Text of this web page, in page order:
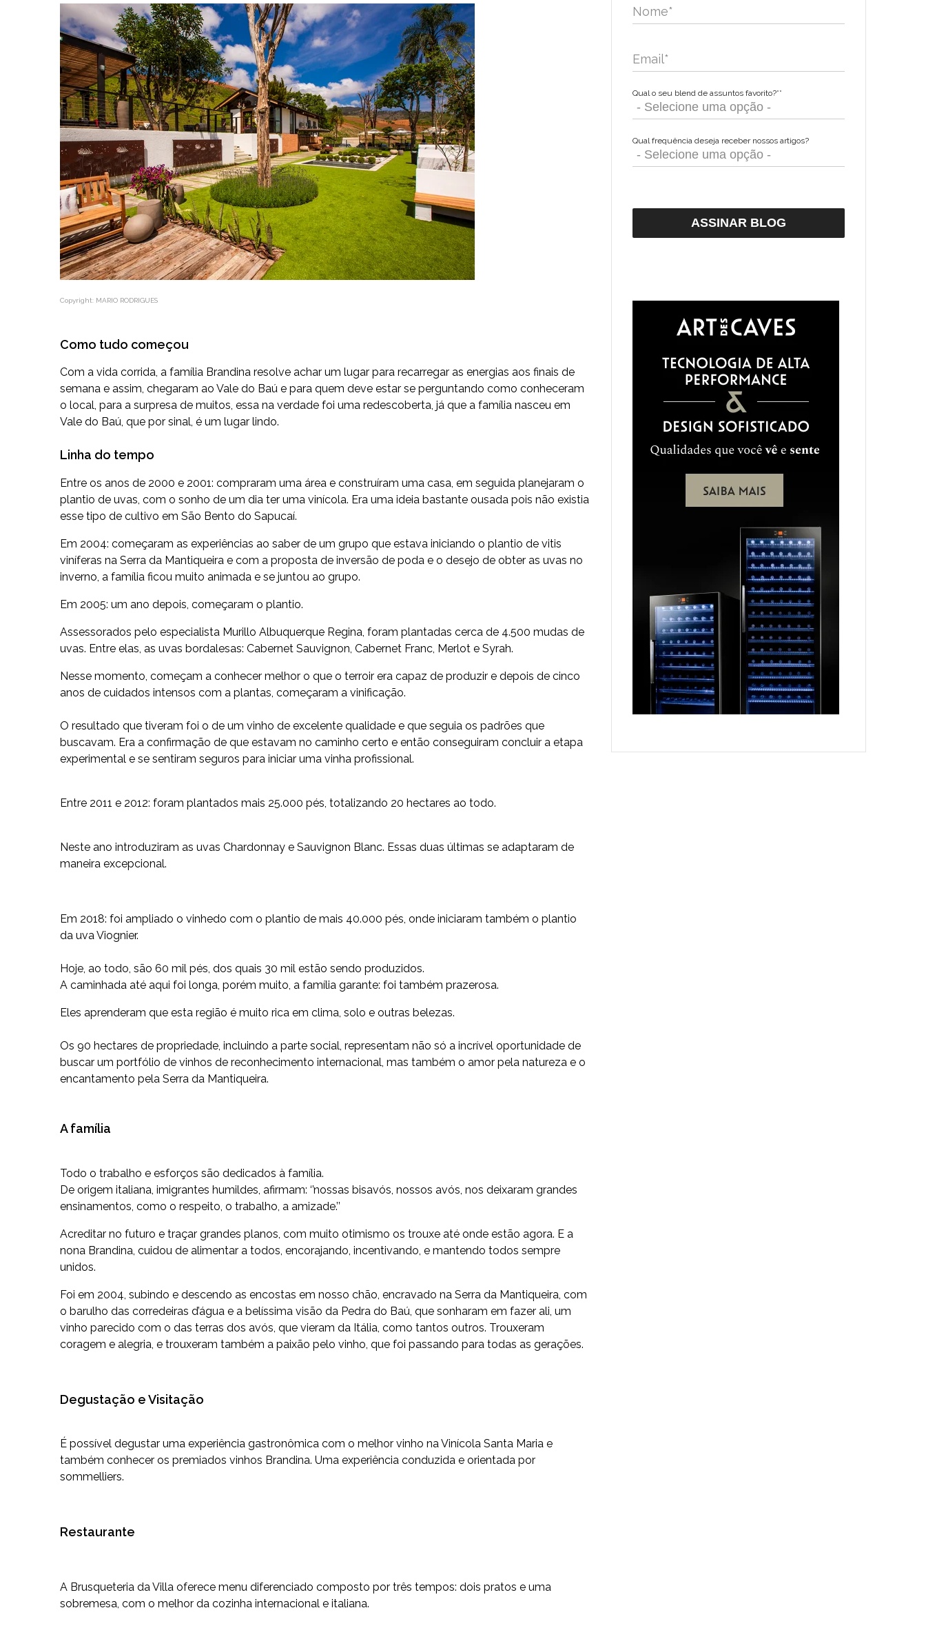
Copyright: MARIO RODRIGUES
Como tudo começou
Com a vida corrida, a família Brandina resolve achar um lugar para recarregar as energias aos finais de
semana e assim, chegaram ao Vale do Baú e para quem deve estar se perguntando como conheceram
o local, para a surpresa de muitos, essa na verdade foi uma redescoberta, já que a família nasceu em
Vale do Baú, que por sinal, é um lugar lindo.
Linha do tempo
Entre os anos de 2000 e 2001: compraram uma área e construíram uma casa, em seguida planejaram o
plantio de uvas, com o sonho de um dia ter uma vinícola. Era uma ideia bastante ousada pois não existia
esse tipo de cultivo em São Bento do Sapucaí.
Em 2004: começaram as experiências ao saber de um grupo que estava iniciando o plantio de vitis
viníferas na Serra da Mantiqueira e com a proposta de inversão de poda e o desejo de obter as uvas no
inverno, a família ficou muito animada e se juntou ao grupo.
Em 2005: um ano depois, começaram o plantio.
Assessorados pelo especialista Murillo Albuquerque Regina, foram plantadas cerca de 4.500 mudas de
uvas. Entre elas, as uvas bordalesas: Cabernet Sauvignon, Cabernet Franc, Merlot e Syrah.
Nesse momento, começam a conhecer melhor o que o terroir era capaz de produzir e depois de cinco
anos de cuidados intensos com a plantas, começaram a vinificação.
O resultado que tiveram foi o de um vinho de excelente qualidade e que seguia os padrões que
buscavam. Era a confirmação de que estavam no caminho certo e então conseguiram concluir a etapa
experimental e se sentiram seguros para iniciar uma vinha profissional.
Entre 2011 e 2012: foram plantados mais 25.000 pés, totalizando 20 hectares ao todo.
Neste ano introduziram as uvas Chardonnay e Sauvignon Blanc. Essas duas últimas se adaptaram de
maneira excepcional.
Em 2018: foi ampliado o vinhedo com o plantio de mais 40.000 pés, onde iniciaram também o plantio
da uva Viognier.
Hoje, ao todo, são 60 mil pés, dos quais 30 mil estão sendo produzidos.
A caminhada até aqui foi longa, porém muito, a família garante: foi também prazerosa.
Eles aprenderam que esta região é muito rica em clima, solo e outras belezas.
Os 90 hectares de propriedade, incluindo a parte social, representam não só a incrível oportunidade de
buscar um portfólio de vinhos de reconhecimento internacional, mas também o amor pela natureza e o
encantamento pela Serra da Mantiqueira.
A família
Todo o trabalho e esforços são dedicados à família.
De origem italiana, imigrantes humildes, afirmam: ‘’nossas bisavós, nossos avós, nos deixaram grandes
ensinamentos, como o respeito, o trabalho, a amizade.’’
Acreditar no futuro e traçar grandes planos, com muito otimismo os trouxe até onde estão agora. E a
nona Brandina, cuidou de alimentar a todos, encorajando, incentivando, e mantendo todos sempre
unidos.
Foi em 2004, subindo e descendo as encostas em nosso chão, encravado na Serra da Mantiqueira, com
o barulho das corredeiras d’água e a belíssima visão da Pedra do Baú, que sonharam em fazer ali, um
vinho parecido com o das terras dos avós, que vieram da Itália, como tantos outros. Trouxeram
coragem e alegria, e trouxeram também a paixão pelo vinho, que foi passando para todas as gerações.
Degustação e Visitação
É possível degustar uma experiência gastronômica com o melhor vinho na Vinícola Santa Maria e
também conhecer os premiados vinhos Brandina. Uma experiência conduzida e orientada por
sommelliers.
Restaurante
A Brusqueteria da Villa oferece menu diferenciado composto por três tempos: dois pratos e uma
sobremesa, com o melhor da cozinha internacional e italiana.
Nome*
Email*
Qual o seu blend de assuntos favorito?**
Qual frequência deseja receber nossos artigos?